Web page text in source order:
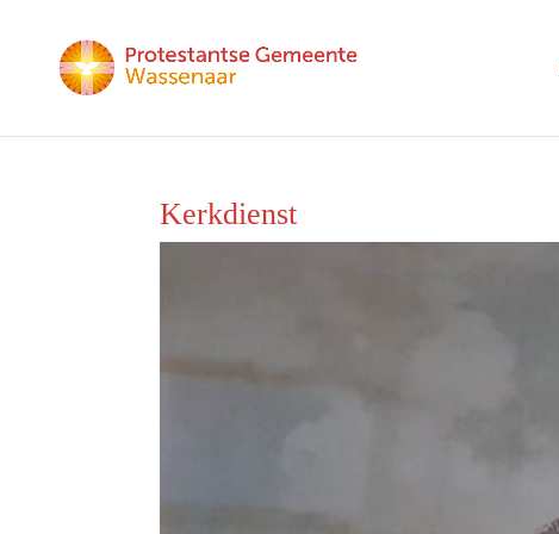
Kerkdienst